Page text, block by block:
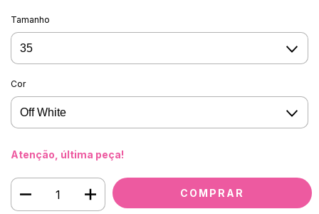
Tamanho
Cor
Atenção, última peça!